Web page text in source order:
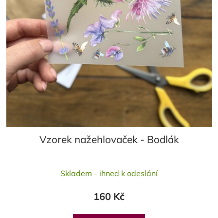
Vzorek nažehlovaček - Bodlák
hodnocení
je
5,0
Skladem - ihned k odeslání
160 Kč